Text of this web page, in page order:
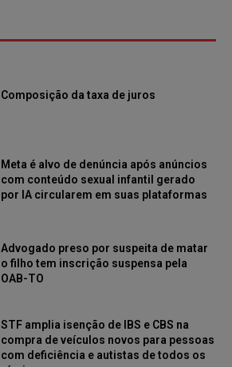
Composição da taxa de juros
Meta é alvo de denúncia após anúncios
com conteúdo sexual infantil gerado
por IA circularem em suas plataformas
Advogado preso por suspeita de matar
o filho tem inscrição suspensa pela
OAB-TO
STF amplia isenção de IBS e CBS na
compra de veículos novos para pessoas
com deficiência e autistas de todos os